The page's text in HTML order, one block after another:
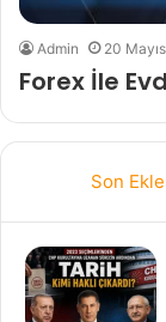
Admin 20
Forex İle
Son